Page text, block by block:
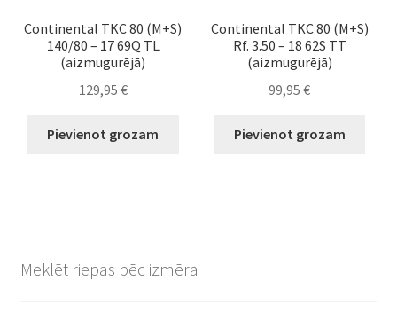
Continental TKC 80 (M+S)
140/80 – 17 69Q TL
(aizmugurējā)
129,95 €
Pievienot grozam
Continental TKC 80 (M+S)
Rf. 3.50 – 18 62S TT
(aizmugurējā)
99,95€
Pievienot grozam
Meklēt riepas pēc izmēra